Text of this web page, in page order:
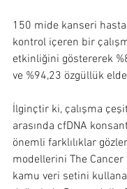
150 mide kanseri
kontrol içeren bir
etkinliğini göstererek
ve %94,23 özgüllük
İlginçtir ki, çalışma
arasında cfDNA
önemli farklılıklar
modellerini The Cancer
kamu veri setini